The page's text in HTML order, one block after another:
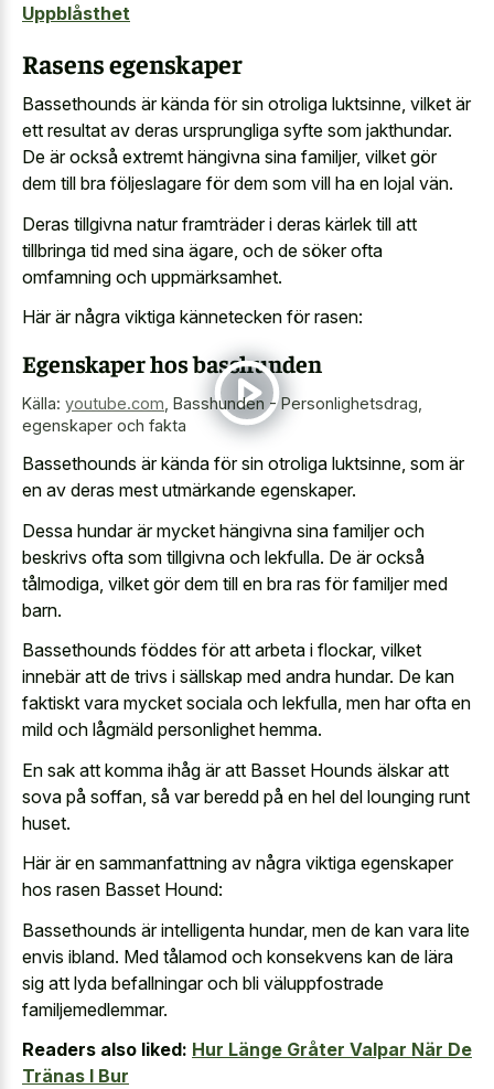
Uppblåsthet
Rasens egenskaper
Bassethounds är kända för sin otroliga luktsinne, vilket är
ett resultat av deras ursprungliga syfte som jakthundar.
De är också extremt hängivna sina familjer, vilket gör
dem till bra följeslagare för dem som vill ha en lojal vän.
Deras tillgivna natur framträder i deras kärlek till att
tillbringa tid med sina ägare, och de söker ofta
omfamning och uppmärksamhet.
Här är några viktiga kännetecken för rasen:
Egenskaper hos basshunden
Källa: youtube.com Basshunden - Personlighetsdrag,
egenskaper och fakta
Bassethounds är kända för sin otroliga luktsinne, som är
en av deras mest utmärkande egenskaper.
Dessa hundar är mycket hängivna sina familjer och
beskrivs ofta som tillgivna och lekfulla. De är också
tålmodiga, vilket gör dem till en bra ras för familjer med
barn.
Bassethounds föddes för att arbeta i flockar, vilket
innebär att de trivs i sällskap med andra hundar. De kan
faktiskt vara mycket sociala och lekfulla, men har ofta en
mild och lågmäld personlighet hemma.
En sak att komma ihåg är att Basset Hounds älskar att
sova på soffan, så var beredd på en hel del lounging runt
huset.
Här är en sammanfattning av några viktiga egenskaper
hos rasen Basset Hound:
Bassethounds är intelligenta hundar, men de kan vara lite
envis ibland. Med tålamod och konsekvens kan de lära
sig att lyda befallningar och bli väluppfostrade
familjemedlemmar.
Readers also liked: Hur Länge Gråter Valpar När De
Tränas I Bur